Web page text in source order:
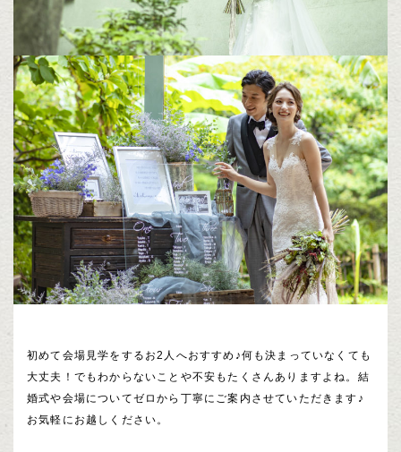
初めて会場見学をするお2人へおすすめ♪何も決まっていなくても
大丈夫！でもわからないことや不安もたくさんありますよね。結
婚式や会場についてゼロから丁寧にご案内させていただきます♪
お気軽にお越しください。